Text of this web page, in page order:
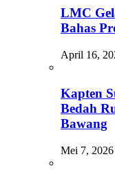
LMC
Bahas
April 16,
Kapten
Bedah
Bawang
Mei 7, 2026